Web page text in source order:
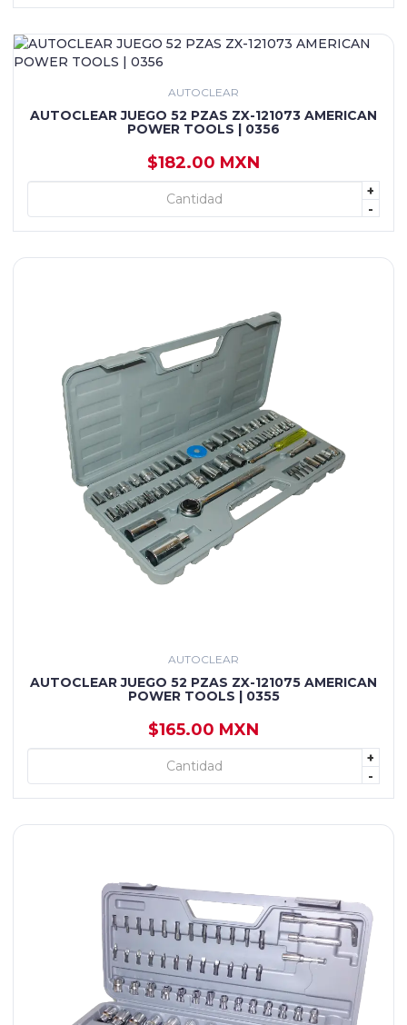
AUTOCLEAR
AUTOCLEAR JUEGO 52 PZAS ZX-121073 AMERICAN
POWER TOOLS | 0356
$182.00 MXN
+
-
+ AGREGAR
AUTOCLEAR
AUTOCLEAR JUEGO 52 PZAS ZX-121075 AMERICAN
POWER TOOLS | 0355
$165.00 MXN
+
-
+ AGREGAR